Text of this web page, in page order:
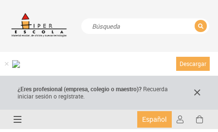
Descargar
¿Eres profesional (empresa, colegio o maestro)? Recuerda
iniciar sesión o regístrate.
Español